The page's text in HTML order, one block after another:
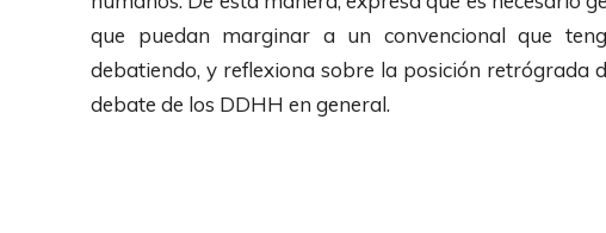
que puedan marginar a un convencional que
debatiendo, y reflexiona sobre la posición retrógrada
debate de los DDHH en general.